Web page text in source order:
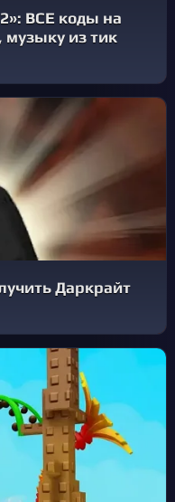
ВСЕ коды на
музыку из тик
Даркрайт